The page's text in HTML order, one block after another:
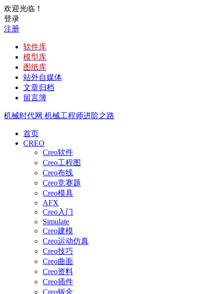
欢迎光临！
登录
注册
软件库
模型库
图纸库
站外自媒体
文章归档
留言簿
机械时代网 机械工程师进阶之路
首页
CREO
Creo软件
Creo工程图
Creo布线
Creo竞赛题
Creo模具
AFX
Creo入门
Simulate
Creo建模
Creo运动仿真
Creo技巧
Creo曲面
Creo资料
Creo插件
Creo钣金